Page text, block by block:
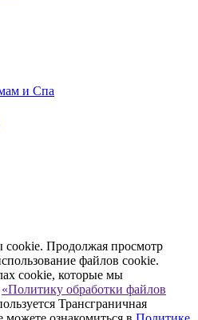
и Спа
cookie. Продолжая просмотр
файлов cookie.
cookie, которые мы
«Политику обработки файлов
Трансграничная